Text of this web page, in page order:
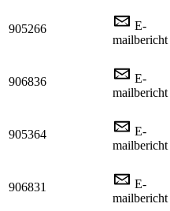
905266
E-
mailbericht
906836
E-
mailbericht
905364
E-
mailbericht
906831
E-
mailbericht